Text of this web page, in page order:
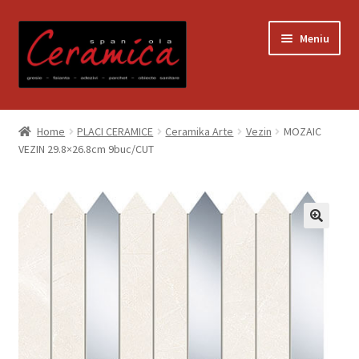
la
navigare
la
conținut
Meniu
Prima pagină
Blog
Contact
Home PLACI CERAMICE Ceramika Arte Vezin
MOZAIC
VEZIN 29.8×26.8cm 9buc/CUT